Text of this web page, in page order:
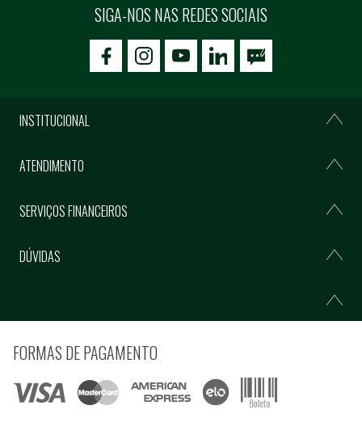
SIGA-NOS NAS REDES SOCIAIS
icon-facebookicon-social02icon-social03
INSTITUCIONAL
ATENDIMENTO
SERVIÇOS FINANCEIROS
DÚVIDAS
FORMAS DE PAGAMENTO